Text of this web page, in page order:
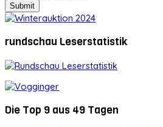
rundschau Leserstatistik
Die Top 9 aus 49 Tagen